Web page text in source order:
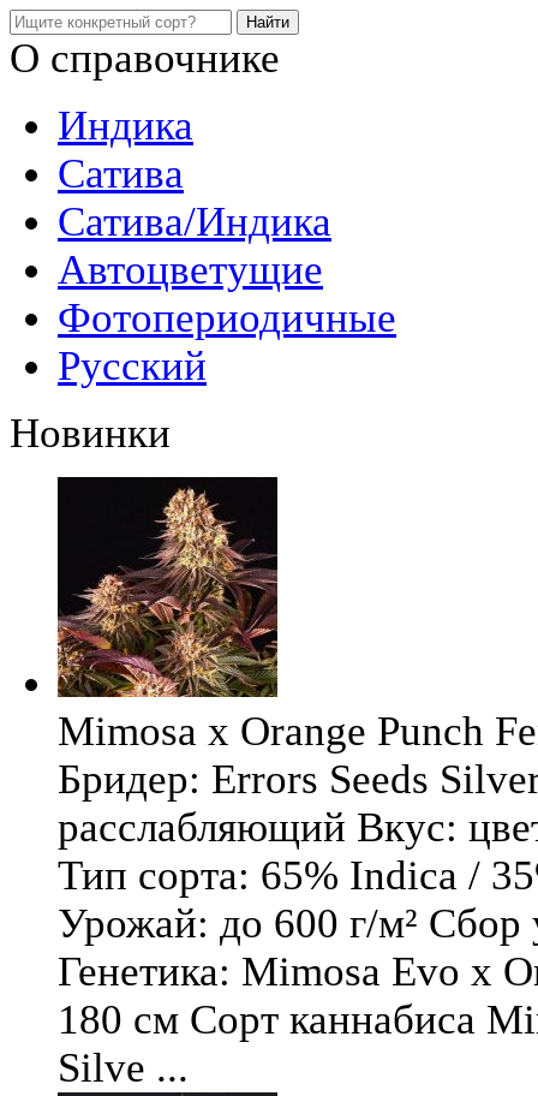
О справочнике
Индика
Сатива
Сатива/Индика
Автоцветущие
Фотопериодичные
Русский
Новинки
Mimosa x Orange Punch
Бридер: Errors Seeds
расслабляющий Вкус:
Тип сорта: 65% Indica /
Урожай: до 600 г/м² Сбор
Генетика: Mimosa Evo x
180 см Сорт каннабиса
Silve ...